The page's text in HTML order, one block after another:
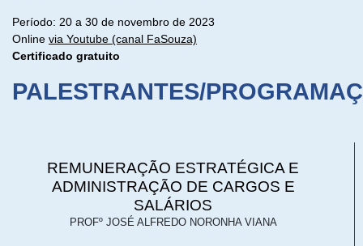
Período: 20 a 30 de novembro de 2023
Online via Youtube (canal FaSouza)
Certificado gratuito
PALESTRANTES/
REMUNERAÇÃO ESTRATÉGICA E
ADMINISTRAÇÃO DE CARGOS E
SALÁRIOS
PROFº JOSÉ ALFREDO NORONHA VIANA